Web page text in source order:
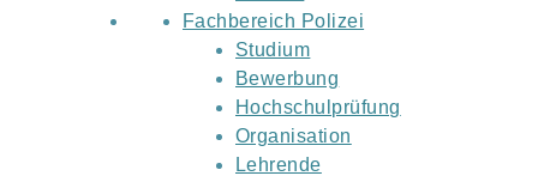
Fachbereich Polizei
Studium
Bewerbung
Hochschulprüfung
Organisation
Lehrende